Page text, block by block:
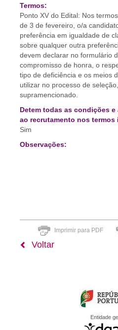
Termos:
Ponto XV do Edital: Nos
de 3 de fevereiro, o/a
preferência em igualdade de
sobre qualquer outra
devem declarar no formulário
compromisso de honra, o
tipo de deficiência e os meios
utilizar no processo de
supramencionado.
Detem todas as condições
ao recrutamento nos termos
Sim
Observações:
Imprimir para PDF
Voltar
Entidade